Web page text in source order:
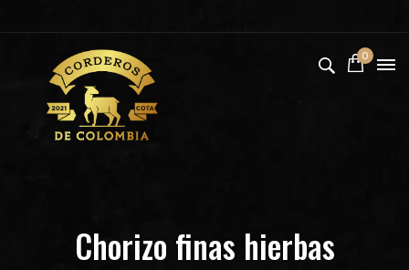
0
Chorizo finas hierbas